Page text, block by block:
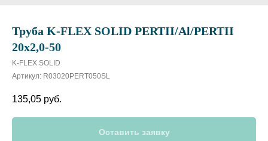
Труба K-FLEX SOLID PERTII/Al/PERTII
20x2,0-50
K-FLEX SOLID
Артикул: R03020PERT050SL
135,05 руб.
Оставить заявку